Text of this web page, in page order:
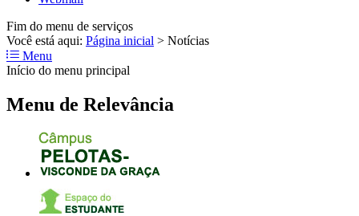
Fim do menu de serviços
Você está aqui: Página inicial > Notícias
Menu
Início do menu principal
Menu de Relevância